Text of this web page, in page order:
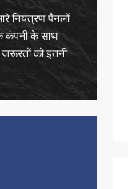
नियंत्रण पैनलों
कंपनी के साथ
को इतनी